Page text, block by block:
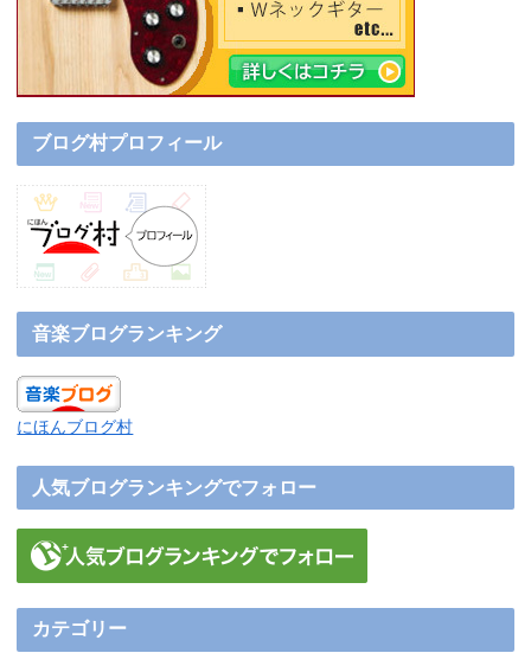
ブログ村プロフィール
音楽ブログランキング
にほんブログ村
人気ブログランキングでフォロー
カテゴリー